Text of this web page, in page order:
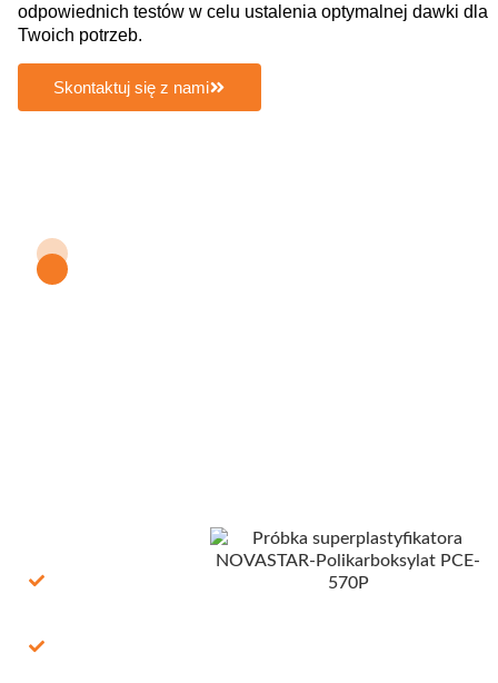
odpowiednich testów w celu ustalenia optymalnej dawki dla
Twoich potrzeb.
Skontaktuj się z nami